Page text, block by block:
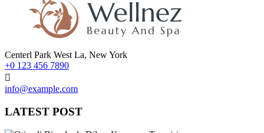
Centerl Park West La, New York
+0 123 456 7890
info@example.com
LATEST POST